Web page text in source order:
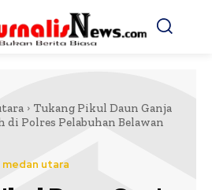
Tukang Pikul Daun Ganja
di Polres Pelabuhan Belawan
medan utara